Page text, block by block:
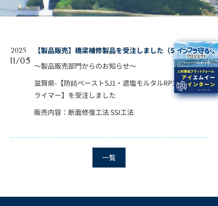
2025
11/05
【製品販売】橋梁補修製品を受注しました（SSI工法）
～製品販売部門からのお知らせ～
滋賀県-【防錆ペーストSJ1・遮塩モルタルRP310・RPプ
ライマー】を受注しました
販売内容：断面修復工法 SSI工法
一覧